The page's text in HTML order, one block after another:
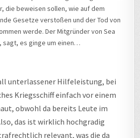
die beweisen sollen, wie auf dem
Gesetze verstoßen und der Tod von
werde. Der Mitgründer von Sea
sagt, es ginge um einen…
unterlassener Hilfeleistung, bei
Kriegsschiff einfach vor einem
obwohl da bereits Leute im
das ist wirklich hochgradig
relevant, was die da